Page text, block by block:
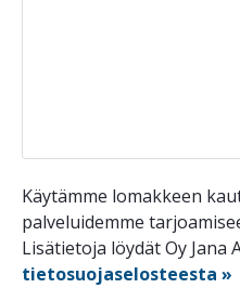
Käytämme lomakkeen
palveluidemme
Lisätietoja löydät Oy Jana
tietosuojaselosteesta »